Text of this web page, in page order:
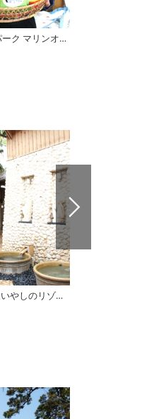
道の駅 伯方S・Cパーク マリンオアシスはかた
【西条市】東予温泉いやしのリゾート